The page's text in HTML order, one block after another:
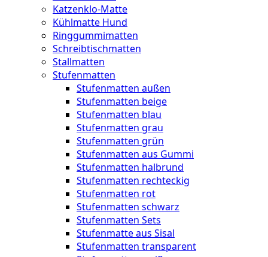
Katzenklo-Matte
Kühlmatte Hund
Ringgummimatten
Schreibtischmatten
Stallmatten
Stufenmatten
Stufenmatten außen
Stufenmatten beige
Stufenmatten blau
Stufenmatten grau
Stufenmatten grün
Stufenmatten aus Gummi
Stufenmatten halbrund
Stufenmatten rechteckig
Stufenmatten rot
Stufenmatten schwarz
Stufenmatten Sets
Stufenmatte aus Sisal
Stufenmatten transparent